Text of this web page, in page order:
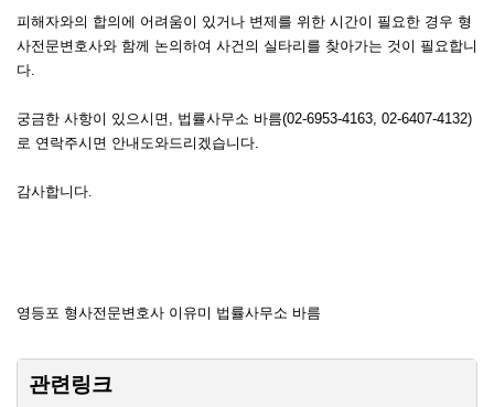
피해자와의 합의에 어려움이 있거나 변제를 위한 시간이 필요한 경우 형
사전문변호사와 함께 논의하여 사건의 실타리를 찾아가는 것이 필요합니
다.
궁금한 사항이 있으시면, 법률사무소 바름(02-6953-4163, 02-6407-4132)
로 연락주시면 안내도와드리겠습니다.
감사합니다.
영등포 형사전문변호사 이유미 법률사무소 바름
관련링크